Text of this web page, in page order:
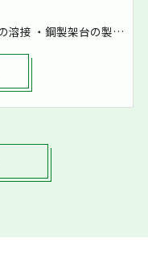
＜配管工事＞ ・配管敷設作業 ・配管の溶接 ・鋼製架台の製作など ・空気の配管 ・油配管 ・水配管 ・燃料配管などを加工 8割現場での作業となり、発電所や工場といった大きな現場も施工しています！ まずは先輩補助として軽作業から一緒に作業をしていきます。 1現場4～8名で対応し、困ったときもすぐに相談出来る環境です。